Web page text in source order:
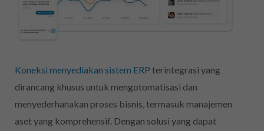
Koneksi menyediakan sistem ERP terintegrasi yang
dirancang khusus untuk mengotomatisasi dan
menyederhanakan proses bisnis, termasuk manajemen
aset yang komprehensif. Dengan solusi yang dapat